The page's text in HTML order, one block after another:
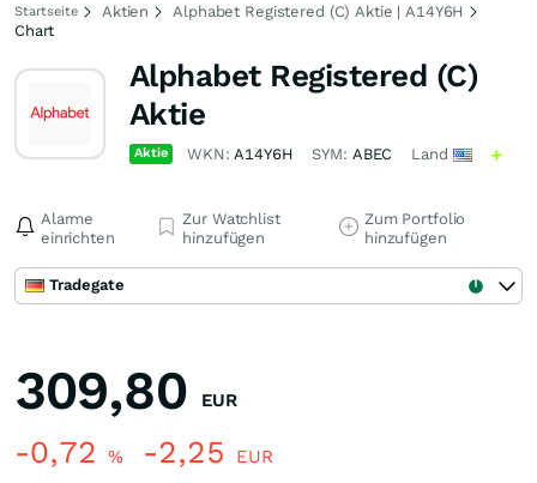
Startseite Aktien
Alphabet Registered (C) Aktie | A14Y6H
Chart
Alphabet Registered (C)
Aktie
Aktie WKN:A14Y6H SYM: ABEC Land
Alarme
einrichten
Zur Watchlist
hinzufügen
Zum Portfolio
hinzufügen
Tradegate
309,80 EUR
-0,72 % -2,25 EUR